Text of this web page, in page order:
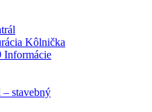
Kôlnička
Informácie
– stavebný